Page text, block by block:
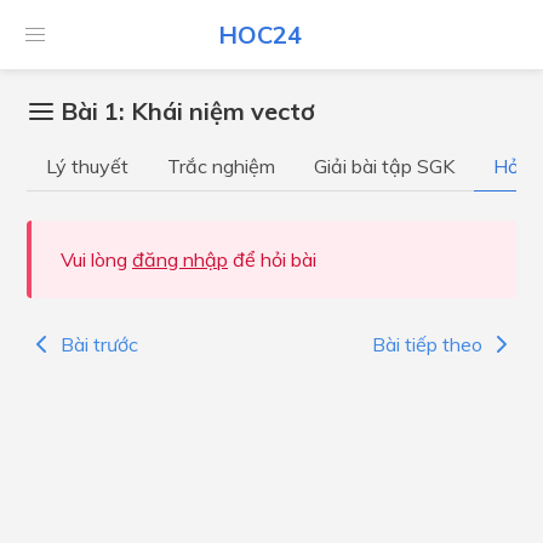
HOC24
Bài 1: Khái niệm vectơ
Lý thuyết Trắc nghiệm Giải bài tập SGK Hỏi
Vui lòng đăng nhập để hỏi bài
Bài trước Bài tiếp theo